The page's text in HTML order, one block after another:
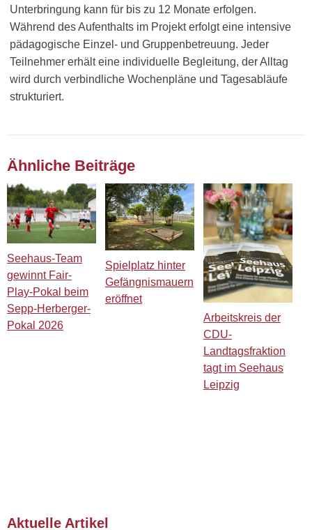
Unterbringung kann für bis zu 12 Monate erfolgen.
Während des Aufenthalts im Projekt erfolgt eine intensive
pädagogische Einzel- und Gruppenbetreuung. Jeder
Teilnehmer erhält eine individuelle Begleitung, der Alltag
wird durch verbindliche Wochenpläne und Tagesabläufe
strukturiert.
Ähnliche Beiträge
Seehaus-Team
gewinnt Fair-
Play-Pokal beim
Sepp-Herberger-
Pokal 2026
Spielplatz hinter
Gefängnismauern
eröffnet
Arbeitskreis der
CDU-
Landtagsfraktion
tagt im Seehaus
Leipzig
Aktuelle Artikel